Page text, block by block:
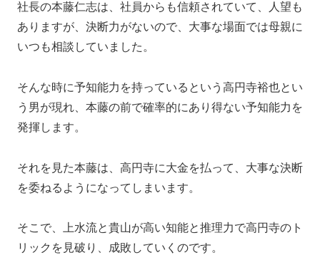
社長の本藤仁志は、社員からも信頼されていて、人望も
ありますが、決断力がないので、大事な場面では母親に
いつも相談していました。
そんな時に予知能力を持っているという高円寺裕也とい
う男が現れ、本藤の前で確率的にあり得ない予知能力を
発揮します。
それを見た本藤は、高円寺に大金を払って、大事な決断
を委ねるようになってしまいます。
そこで、上水流と貴山が高い知能と推理力で高円寺のト
リックを見破り、成敗していくのです。